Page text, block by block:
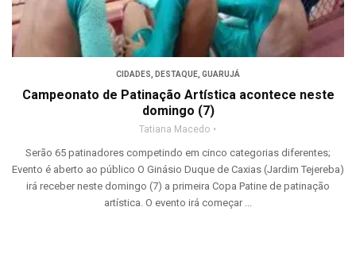
CIDADES, DESTAQUE, GUARUJÁ
Campeonato de Patinação Artística acontece neste
domingo (7)
Tatiana Macedo
Serão 65 patinadores competindo em cinco categorias diferentes;
Evento é aberto ao público O Ginásio Duque de Caxias (Jardim Tejereba)
irá receber neste domingo (7) a primeira Copa Patine de patinação
artística. O evento irá começar ...